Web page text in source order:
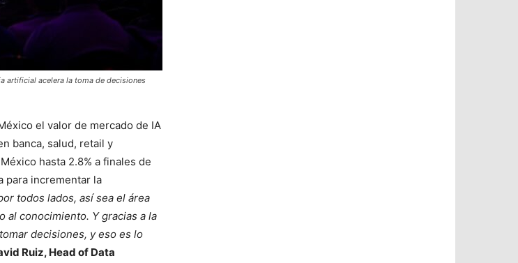
artificial acelera la toma de decisiones
el valor de mercado de IA
banca, salud, retail y
hasta 2.8% a finales de
para incrementar la
todos lados, así sea el área
al conocimiento. Y gracias a la
decisiones, y eso es lo
Ruiz, Head of Data